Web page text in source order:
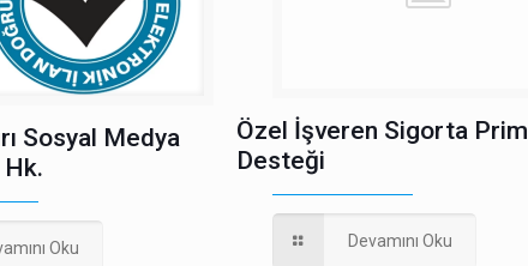
Sosyal Medya
Hk.
Oku
Özel İşveren Sigorta Prim
Desteği
Devamını Oku